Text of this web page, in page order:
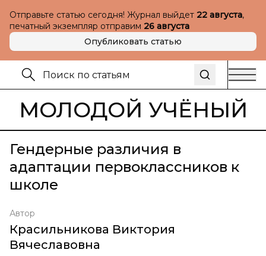
Отправьте статью сегодня! Журнал выйдет 22 августа,
печатный экземпляр отправим 26 августа
Опубликовать статью
МОЛОДОЙ УЧЁНЫЙ
Гендерные различия в
адаптации первоклассников к
школе
Автор
Красильникова Виктория
Вячеславовна